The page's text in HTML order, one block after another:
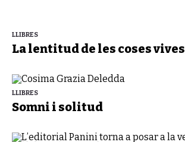
LLIBRES
La lentitud de les coses vives
LLIBRES
Somni i solitud